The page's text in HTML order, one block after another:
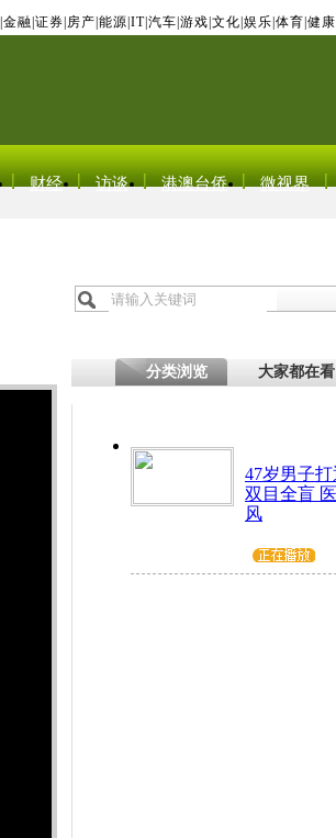
金融 证券 房产 能源 IT| 汽车 游戏 文化 娱乐 体育 健康
财经 访谈 港澳台侨 微视界
分类浏览 大家都在看
47岁男子
双目全盲
风